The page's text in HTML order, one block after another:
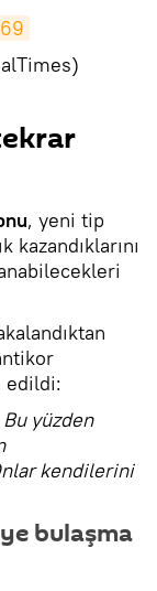
, yeni tip
edildi:
yüzden
kendilerini
bulaşma